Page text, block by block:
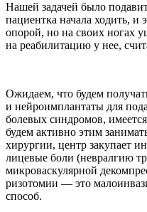
Нашей задачей было
пациентка начала ходить, и
опорой, но на своих ногах
на реабилитацию у нее,
Ожидаем, что будем
и нейроимплантаты для
болевых синдромов,
будем активно этим
хирургии, центр закупает
лицевые боли (невралгию
микроваскулярной
ризотомии — это
способ.